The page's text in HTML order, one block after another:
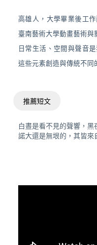
高雄人，大學畢業後工
臺南藝術大學動畫藝術與
日常生活、空間與聲音
這些元素創造與傳統不同
推薦短文
白晝是看不見的聲響，
諾大還是無垠的，其皆來